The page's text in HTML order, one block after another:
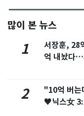
많이 본 뉴스
1
서장훈, 28
억 내놨다
2
"10억 버
♥닉스女